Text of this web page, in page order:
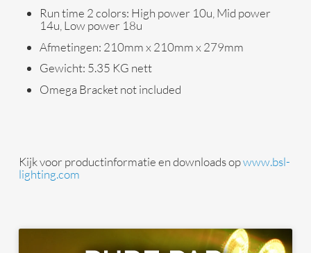
Run time 2 colors: High power 10u, Mid power
14u, Low power 18u
Afmetingen: 210mm x 210mm x 279mm
Gewicht: 5.35 KG nett
Omega Bracket not included
Kijk voor productinformatie en downloads opwww.bsl-
lighting.com